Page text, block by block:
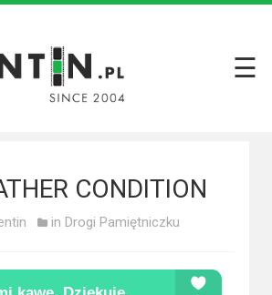
☰
CONDITION
in Drogi Pamiętniczku